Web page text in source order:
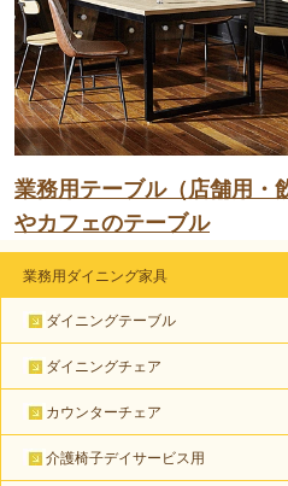
業務用テーブル（店舗用・
やカフェのテーブル
業務用ダイニング家具
ダイニングテーブル
ダイニングチェア
カウンターチェア
介護椅子デイサービス用